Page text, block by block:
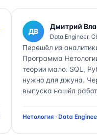
ДВ
Дмитрий
Data Engineer,
Перешёл из
Программа
теории мало. SQL,
нужно для джуна.
выпуска нашёл
Нетология · Data